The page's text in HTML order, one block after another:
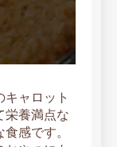
キャロット
栄養満点な
感です。